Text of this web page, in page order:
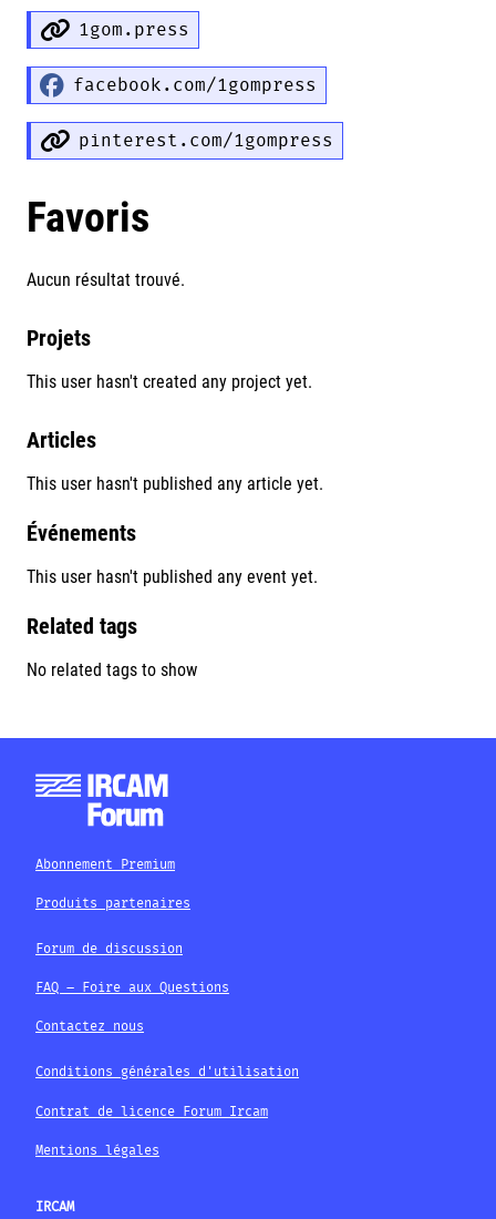
1gom.press
facebook.com/1gompress
pinterest.com/1gompress
Favoris
Aucun résultat trouvé.
Projets
This user hasn't created any project yet.
Articles
This user hasn't published any article yet.
Événements
This user hasn't published any event yet.
Related tags
No related tags to show
Abonnement Premium
Produits partenaires
Forum de discussion
FAQ – Foire aux Questions
Contactez nous
Conditions générales d'utilisation
Contrat de licence Forum Ircam
Mentions légales
IRCAM